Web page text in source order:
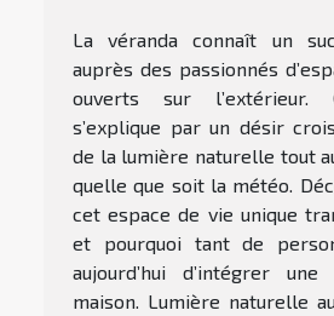
La véranda connaît un
auprès des passionnés
ouverts sur l’extérieur.
s’explique par un désir
de la lumière naturelle tout
quelle que soit la météo.
cet espace de vie unique
et pourquoi tant de
aujourd’hui d’intégrer
maison. Lumière naturelle